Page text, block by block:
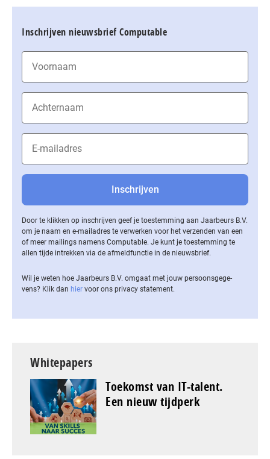
Inschrijven nieuwsbrief Computable
Door te klikken op inschrijven geef je toestemming aan Jaarbeurs B.V.
om je naam en e-mailadres te verwerken voor het verzenden van een
of meer mailings namens Computable. Je kunt je toestemming te
allen tijde intrekken via de af­meld­func­tie in de nieuwsbrief.
Wil je weten hoe Jaarbeurs B.V. omgaat met jouw per­soons­ge­ge­
vens? Klik dan hier voor ons privacy statement.
Whitepapers
Toekomst van IT-talent.
Een nieuw tijdperk